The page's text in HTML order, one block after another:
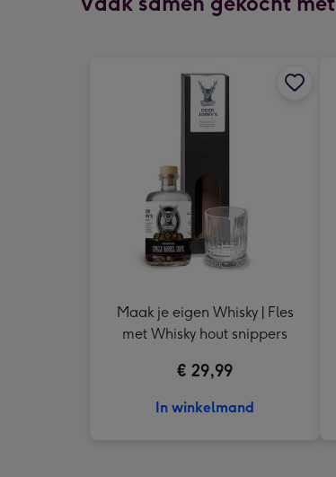
Maak je eigen Whisky | Fles
met Whisky hout snippers
€ 29,99
In winkelmand